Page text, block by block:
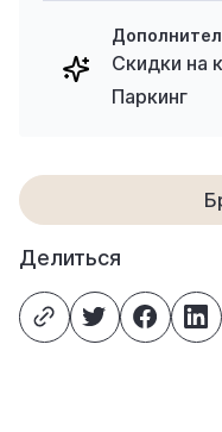
Скидки на
Паркинг
Делиться